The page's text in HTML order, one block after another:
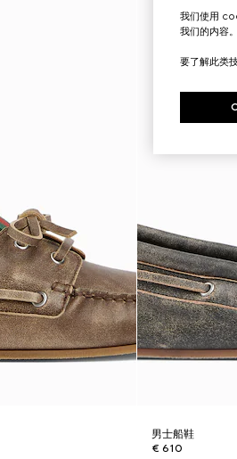
男士船鞋
€ 610
我们使用
我们的内容
要了解此类